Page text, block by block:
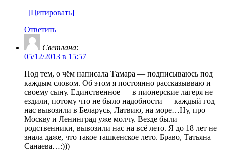
[Цитировать]
Ответить
Светлана:
05/12/2013 в 15:57
Под тем, о чём написала Тамара — подписываюсь под
каждым словом. Об этом я постоянно рассказывваю и
своему сыну. Единственное — в пионерские лагеря не
ездили, потому что не было надобности — каждый год
нас вывозили в Беларусь, Латвию, на море…Ну, про
Москву и Ленинград уже молчу. Везде были
родственники, вывозили нас на всё лето. Я до 18 лет не
знала даже, что такое ташкенское лето. Браво, Татьяна
Санаева…:)))